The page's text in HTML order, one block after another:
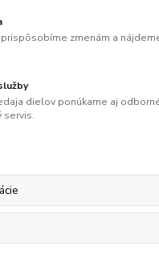
prispôsobíme zmenám a
dielov ponúkame aj
servis.